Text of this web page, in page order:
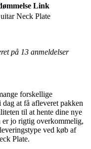
Link
Neck Plate
på 13 anmeldelser
forskellige
at få afleveret pakken
til at hente dine nye
er jo rigtig overkommelig,
ved køb af
Plate.